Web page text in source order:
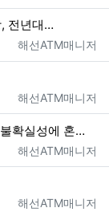
, 전년대…
등록자
해선ATM매니저
등록자
해선ATM매니저
확실성에 혼…
등록자
해선ATM매니저
등록자
해선ATM매니저